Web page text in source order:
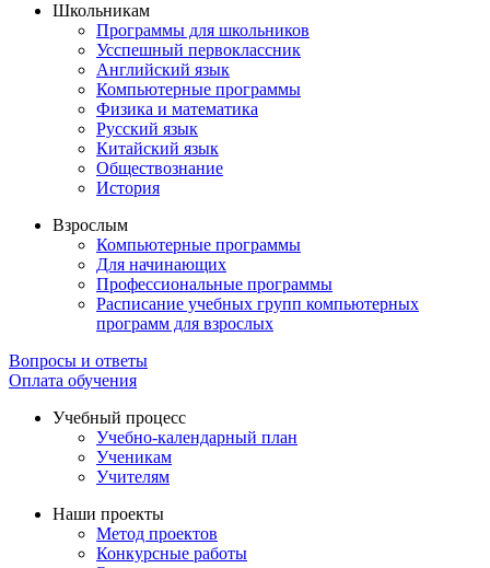
Школьникам
Программы для школьников
Усспешный первоклассник
Английский язык
Компьютерные программы
Физика и математика
Русский язык
Китайский язык
Обществознание
История
Взрослым
Компьютерные программы
Для начинающих
Профессиональные программы
Расписание учебных групп компьютерных
программ для взрослых
Вопросы и ответы
Оплата обучения
Учебный процесс
Учебно-календарный план
Ученикам
Учителям
Наши проекты
Метод проектов
Конкурсные работы